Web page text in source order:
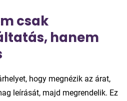
csak
hanem
hogy megnézik az árat,
leírását, majd megrendelik. Ez